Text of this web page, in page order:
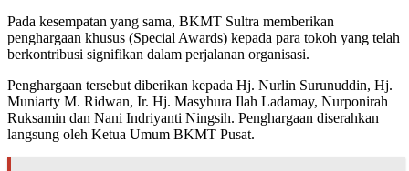
Pada kesempatan yang sama, BKMT Sultra memberikan
penghargaan khusus (Special Awards) kepada para tokoh yang telah
berkontribusi signifikan dalam perjalanan organisasi.
Penghargaan tersebut diberikan kepada Hj. Nurlin Surunuddin, Hj.
Muniarty M. Ridwan, Ir. Hj. Masyhura Ilah Ladamay, Nurponirah
Ruksamin dan Nani Indriyanti Ningsih. Penghargaan diserahkan
langsung oleh Ketua Umum BKMT Pusat.